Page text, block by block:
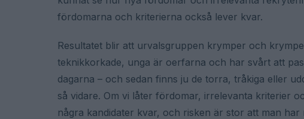
fördomarna och kriterierna också lever kvar.
Resultatet blir att urvalsgruppen krymper och
teknikkorkade, unga är oerfarna och har svårt att
dagarna – och sedan finns ju de torra, tråkiga eller
så vidare. Om vi låter fördomar, irrelevanta kriterier
några kandidater kvar, och risken är stor att man